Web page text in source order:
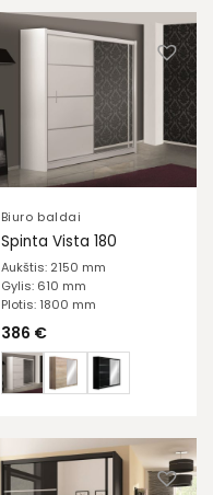
Biuro baldai
Spinta Vista 180
Aukštis: 2150 mm
Gylis: 610 mm
Plotis: 1800 mm
386 €